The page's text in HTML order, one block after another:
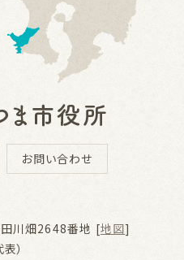
お問い合わせ
川畑2648番地 [地図]
）